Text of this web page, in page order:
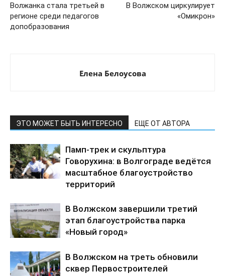
Волжанка стала третьей в
регионе среди педагогов
допобразования
В Волжском циркулирует
«Омикрон»
Елена Белоусова
ЭТО МОЖЕТ БЫТЬ ИНТЕРЕСНО ЕЩЕ ОТ АВТОРА
Памп-трек и скульптура
Говорухина: в Волгограде ведётся
масштабное благоустройство
территорий
В Волжском завершили третий
этап благоустройства парка
«Новый город»
В Волжском на треть обновили
сквер Первостроителей